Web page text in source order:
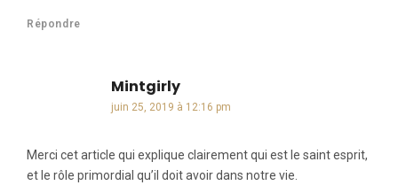
Répondre
Mintgirlydit :
juin 25, 2019 à 12:16 pm
Merci cet article qui explique clairement qui est le saint esprit,
et le rôle primordial qu’il doit avoir dans notre vie.